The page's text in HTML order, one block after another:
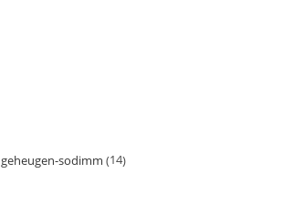
geheugen-sodimm 14